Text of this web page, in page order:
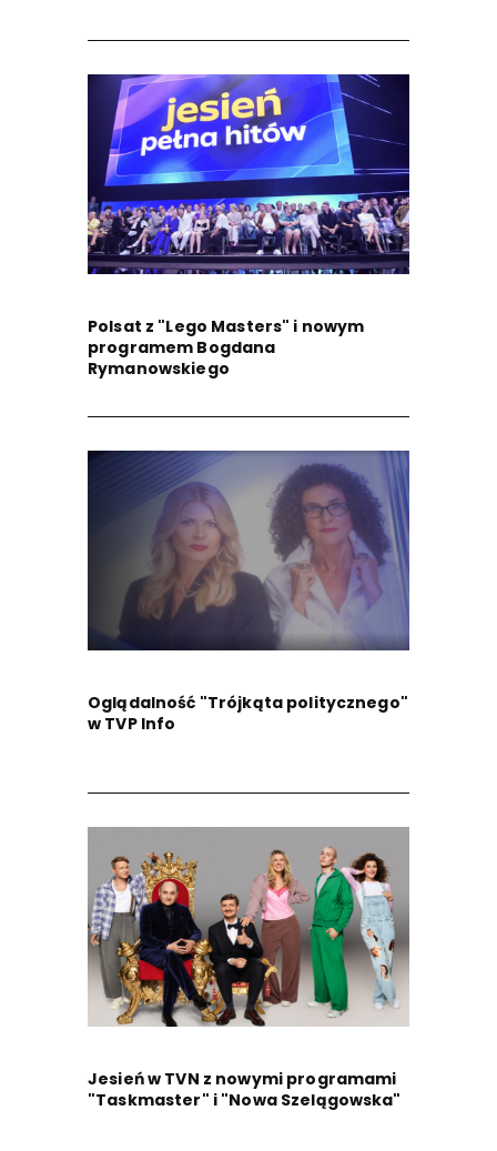
Polsat z "Lego Masters" i nowym
programem Bogdana
Rymanowskiego
Oglądalność "Trójkąta politycznego"
w TVP Info
Jesień w TVN z nowymi programami
"Taskmaster" i "Nowa Szelągowska"